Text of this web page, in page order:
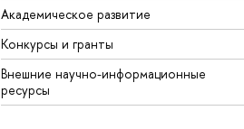
Академическое развитие
Конкурсы и гранты
Внешние научно-информационные
ресурсы